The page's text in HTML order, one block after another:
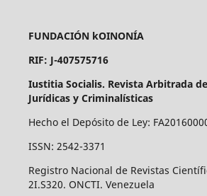
FUNDACIÓN kOINONÍA
RIF: J-407575716
Iustitia Socialis. Revista Arbitrada
Jurídicas y Criminalísticas
Hecho el Depósito de Ley:
ISSN: 2542-3371
Registro Nacional de Revistas
2I.S320. ONCTI. Venezuela